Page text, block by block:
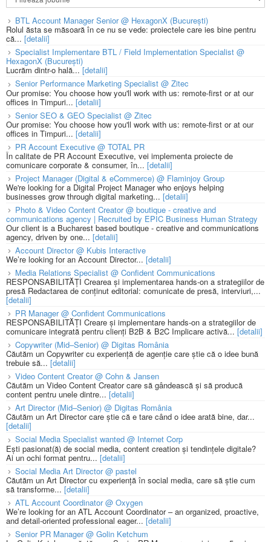
BTL Account Manager Senior @ HexagonX (București)
Rolul ăsta se măsoară în ce nu se vede: proiectele care ies bine pentru
că... [detalii]
Specialist Implementare BTL / Field Implementation Specialist @
HexagonX (București)
Lucrăm dintr-o hală... [detalii]
Senior Performance Marketing Specialist @ Zitec
Our promise: You choose how you'll work with us: remote-first or at our
offices in Timpuri... [detalii]
Senior SEO & GEO Specialist @ Zitec
Our promise: You choose how you'll work with us: remote-first or at our
offices in Timpuri... [detalii]
PR Account Executive @ TOTAL PR
În calitate de PR Account Executive, vei implementa proiecte de
comunicare corporate & consumer, în... [detalii]
Project Manager (Digital & eCommerce) @ Flaminjoy Group
We're looking for a Digital Project Manager who enjoys helping
businesses grow through digital marketing... [detalii]
Photo & Video Content Creator @ boutique - creative and
communications agency | Recruited by EPIC Business Human Strategy
Our client is a Bucharest based boutique - creative and communications
agency, driven by one... [detalii]
Account Director @ Kubis Interactive
We’re looking for an Account Director... [detalii]
Media Relations Specialist @ Confident Communications
RESPONSABILITĂȚI Crearea și implementarea hands-on a strategiilor de
presă Redactarea de conținut editorial: comunicate de presă, interviuri,...
[detalii]
PR Manager @ Confident Communications
RESPONSABILITĂȚI Creare și implementare hands-on a strategiilor de
comunicare integrată pentru clienți B2B & B2C Implicare activă... [detalii]
Copywriter (Mid–Senior) @ Digitas România
Căutăm un Copywriter cu experiență de agenție care știe că o idee bună
trebuie să... [detalii]
Video Content Creator @ Cohn & Jansen
Căutăm un Video Content Creator care să gândească și să producă
content pentru unele dintre... [detalii]
Art Director (Mid–Senior) @ Digitas România
Căutăm un Art Director care știe că e tare când o idee arată bine, dar...
[detalii]
Social Media Specialist wanted @ Internet Corp
Ești pasionat(ă) de social media, content creation și tendințele digitale?
Ai un ochi format pentru... [detalii]
Social Media Art Director @ pastel
Căutăm un Art Director cu experiență în social media, care să știe cum
să transforme... [detalii]
ATL Account Coordinator @ Oxygen
We’re looking for an ATL Account Coordinator – an organized, proactive,
and detail-oriented professional eager... [detalii]
Senior PR Manager @ Golin Ketchum